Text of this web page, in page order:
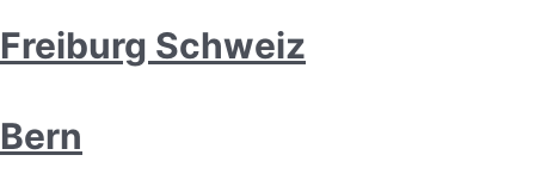
Freiburg Schweiz
Bern